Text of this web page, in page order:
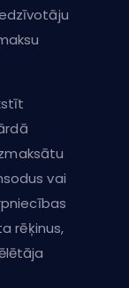
vai
rēķinus,